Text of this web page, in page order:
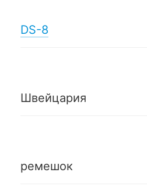
DS-8
Швейцария
ремешок